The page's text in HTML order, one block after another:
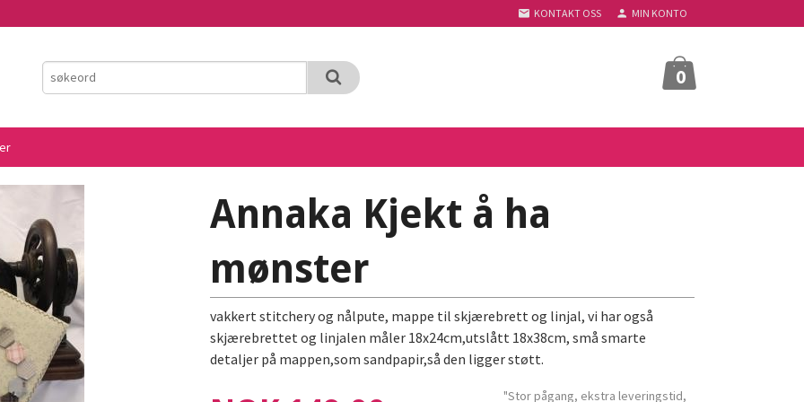
KONTAKT OSS MIN KONTO
0
Annaka Kjekt å ha
mønster
vakkert stitchery og nålpute, mappe til skjærebrett og linjal, vi har også
skjærebrettet og linjalen måler 18x24cm,utslått 18x38cm, små smarte
detaljer på mappen,som sandpapir,så den ligger støtt.
"Stor pågang, ekstra leveringstid,